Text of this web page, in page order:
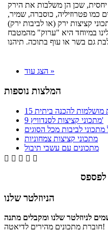
יחסית, שכן הן משלבות את הירק
כמו פטרוזיליה, כוסברה, שמיר,
קציצות ירק (או לביבות ירק)
במיוחד היא "ערוק" מהמטבח
הצג עוד »
המלצות נוספות
מושלמות להכנה ביתית
9 מתכוני קציצות לסנדוויץ'
מתכוני לביבות מכל הסוגים
מתכוני קציצות צמחוניות
מתכונים עם עשבי תיבול
    
הניוזלטר שלנו
לניוזלטר שלנו ומקבלים מתנה
חוברת מתכונים מהירים לדיאטה!